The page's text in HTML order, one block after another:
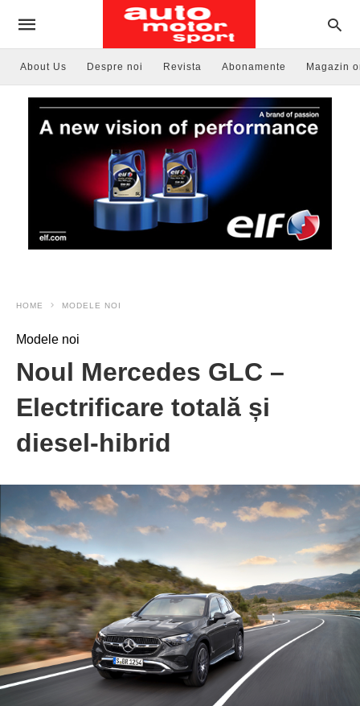
About Us Despre noi Revista Abonamente Magazin
HOME MODELE NOI
Modele noi
Noul Mercedes GLC –
Electrificare totală și
diesel-hibrid